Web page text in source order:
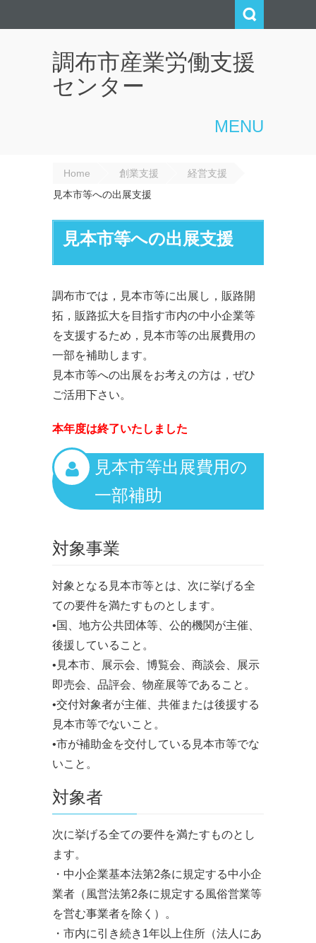
調布市産業労働支援
センター
MENU
Home 創業支援
経営支援
見本市等への出展支援
見本市等への出展支援
調布市では，見本市等に出展し，販路開
拓，販路拡大を目指す市内の中小企業等
を支援するため，見本市等の出展費用の
一部を補助します。
見本市等への出展をお考えの方は，ぜひ
ご活用下さい。
本年度は終了いたしました
見本市等出展費用の
一部補助
対象事業
対象となる見本市等とは、次に挙げる全
ての要件を満たすものとします。
•国、地方公共団体等、公的機関が主催、
後援していること。
•見本市、展示会、博覧会、商談会、展示
即売会、品評会、物産展等であること。
•交付対象者が主催、共催または後援する
見本市等でないこと。
•市が補助金を交付している見本市等でな
いこと。
対象者
次に挙げる全ての要件を満たすものとし
ます。
・中小企業基本法第2条に規定する中小企
業者（風営法第2条に規定する風俗営業等
を営む事業者を除く）。
・市内に引き続き1年以上住所（法人にあ